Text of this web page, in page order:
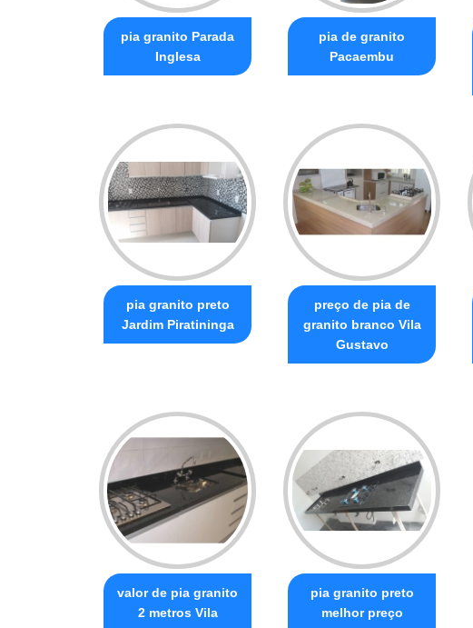
pia granito Parada
Inglesa
pia de granito
Pacaembu
pia granito preto
Jardim Piratininga
preço de pia de
granito branco Vila
Gustavo
valor de pia granito
2 metros Vila
pia granito preto
melhor preço